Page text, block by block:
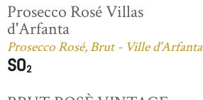
Prosecco Rosé Villas
d'Arfanta
Prosecco Rosé, Brut - Ville d'Arfanta